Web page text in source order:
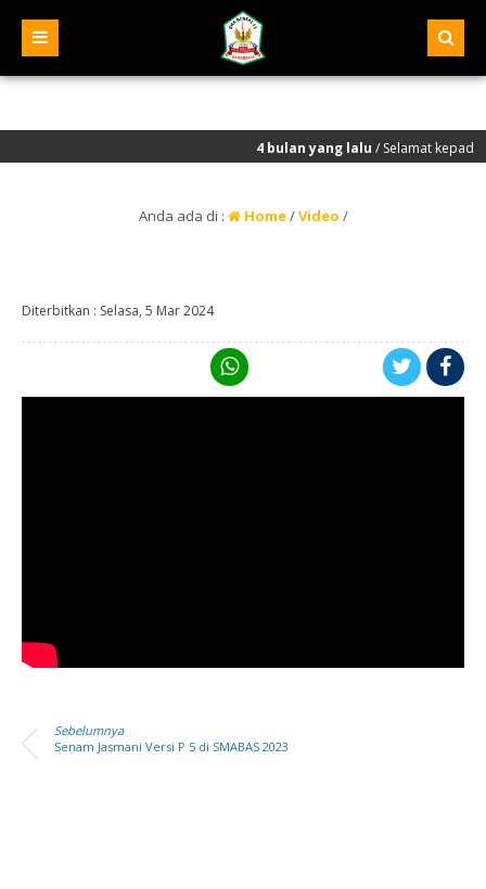
4 bulan yang lalu/ Selamat kepada
Anda ada di : Home/Video /
Diterbitkan : Selasa, 5 Mar 2024
Sebelumnya
Senam Jasmani Versi P 5 di SMABAS 2023